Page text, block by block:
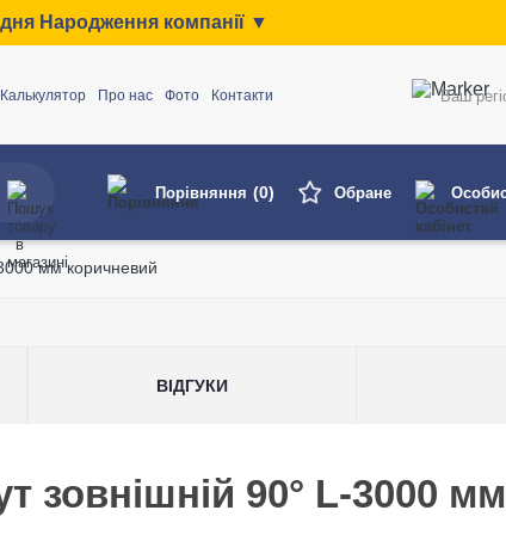
Народження компанії ▼
Калькулятор Про нас Фото Контакти Ваш
Порівняння (0) Обране
мм коричневий
ВІДГУКИ
зовнішній 90° L-3000